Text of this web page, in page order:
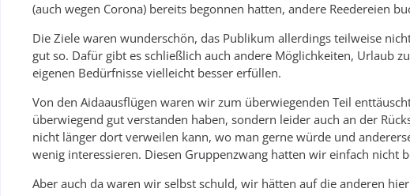
(auch wegen Corona) bereits begonnen hatten, andere Reedereien
Die Ziele waren wunderschön, das Publikum allerdings teilweise
gut so. Dafür gibt es schließlich auch andere Möglichkeiten, Urlaub
eigenen Bedürfnisse vielleicht besser erfüllen.
Von den Aidaausflügen waren wir zum überwiegenden Teil
überwiegend gut verstanden haben, sondern leider auch an der
nicht länger dort verweilen kann, wo man gerne würde und
wenig interessieren. Diesen Gruppenzwang hatten wir einfach nicht
Aber auch da waren wir selbst schuld, wir hätten auf die anderen